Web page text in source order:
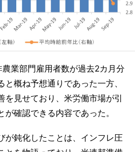
業部門雇用者数が過去2カ月分
概ね予想通りであった一方、
を見せており、米労働市場が引
が確認できる内容であった。
が鈍化したことは、インフレ圧